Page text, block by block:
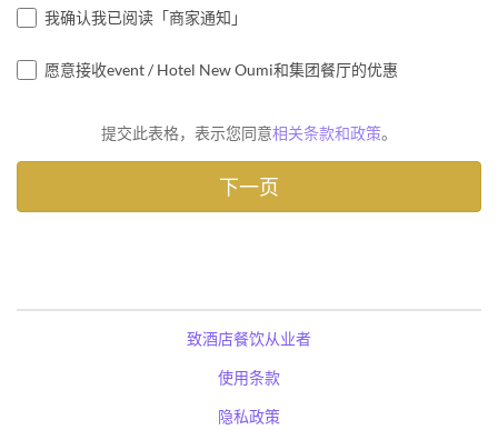
我确认我已阅读「商家通知」
愿意接收event / Hotel New Oumi和集团餐厅的优惠
提交此表格，表示您同意相关条款和政策。
致酒店餐饮从业者
使用条款
隐私政策